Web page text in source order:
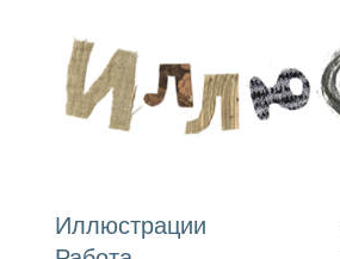
Иллюстрации